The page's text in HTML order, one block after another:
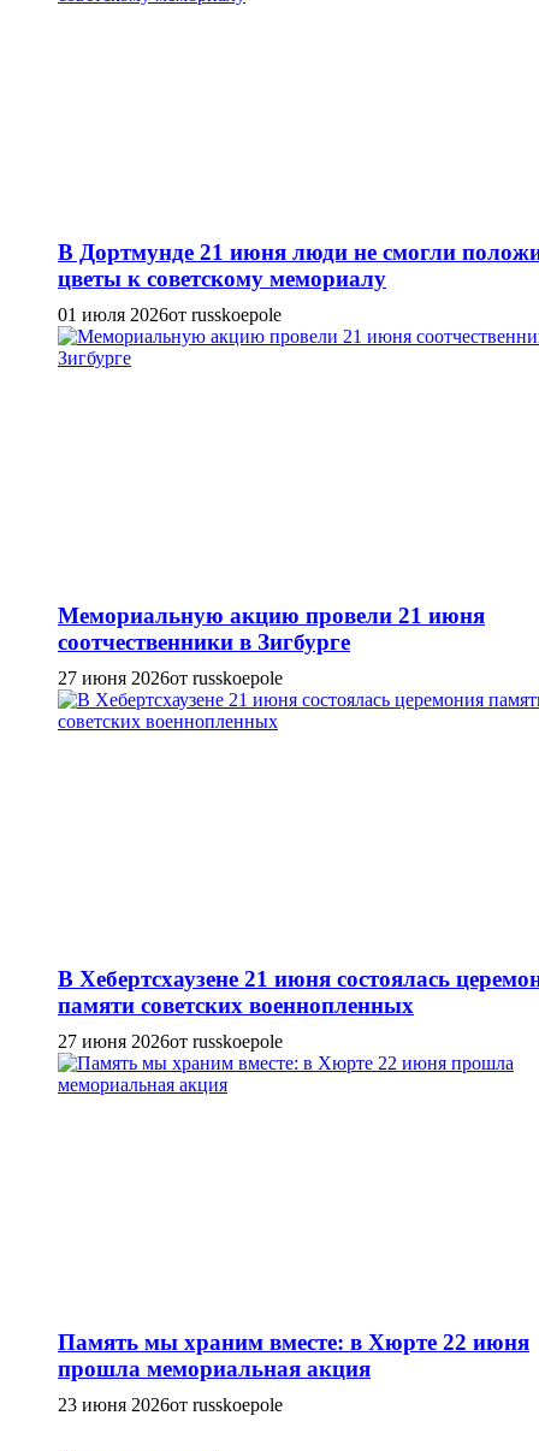
В Дортмунде 21 июня люди не смогли
цветы к советскому мемориалу
01 июля 2026от russkoepole
Мемориальную акцию провели 21 июня
соотчественники в Зигбурге
27 июня 2026от russkoepole
В Хебертсхаузене 21 июня состоялась
памяти советских военнопленных
27 июня 2026от russkoepole
Память мы храним вместе: в Хюрте 22 июня
прошла мемориальная акция
23 июня 2026от russkoepole